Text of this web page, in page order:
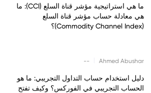
ما هي استراتيجية مؤشر قناة السلع (CCI): ما
هي معادلة حساب مؤشر قناة السلع
(Commodity Channel Index)؟
Ahmed Abushar
--
دليل استخدام حساب التداول التجريبي: ما هو
الحساب التجريبي في الفوركس؟ وكيف تفتح